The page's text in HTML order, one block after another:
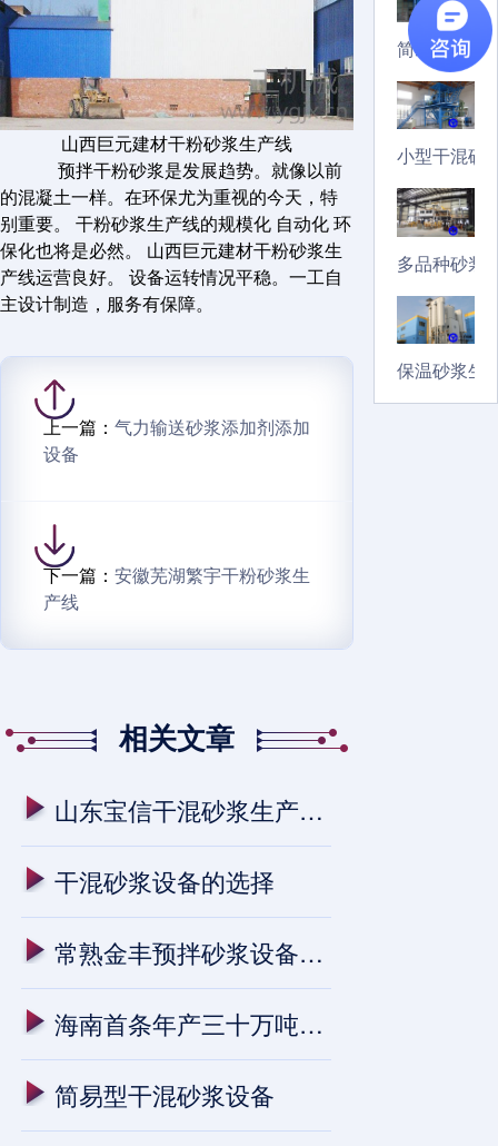
山西巨元建材干粉砂浆生产线
预拌干粉砂浆是发展趋势。就像以前
的混凝土一样。在环保尤为重视的今天，特
别重要。 干粉砂浆生产线的规模化 自动化 环
保化也将是必然。 山西巨元建材干粉砂浆生
产线运营良好。 设备运转情况平稳。一工自
主设计制造，服务有保障。
上一篇： 气力输送砂浆添加剂添加
设备
下一篇： 安徽芜湖繁宇干粉砂浆生
产线
相关文章
山东宝信干混砂浆生产线进入试生
干混砂浆设备的选择
常熟金丰预拌砂浆设备安装进行中
海南首条年产三十万吨预拌干混砂
简易型干混砂浆设备
简易干混砂
小型干混砂
多品种砂浆
保温砂浆生